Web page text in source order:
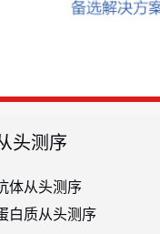
头测序
体从头测序
白质从头测序